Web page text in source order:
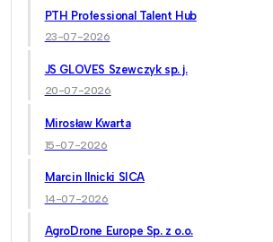
PTH Professional Talent Hub
23-07-2026
JS GLOVES Szewczyk sp. j.
20-07-2026
Mirosław Kwarta
15-07-2026
Marcin Ilnicki SICA
14-07-2026
AgroDrone Europe Sp. z o.o.